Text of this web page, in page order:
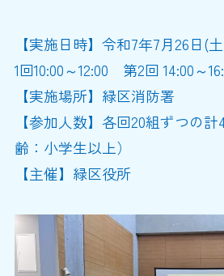
【実施日時】令和7年7月26日
1回10:00～12:00 第2回 14:00～
【実施場所】緑区消防署
【参加人数】各回20組ずつの
齢：小学生以上）
【主催】緑区役所